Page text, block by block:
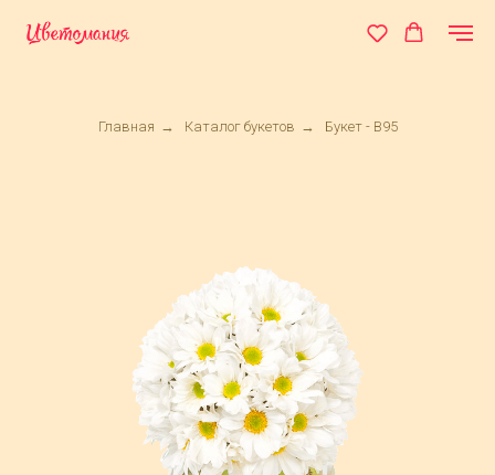
Главная → Каталог букетов → Букет - B95